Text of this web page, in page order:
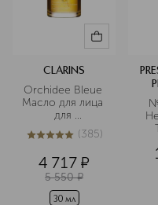
CLARINS
Orchidee Bleue
Масло для лица
для
обезвоженной
кожи
5из 5385 (385)
4 717 ¤
5 550 ¤
30 мл
в